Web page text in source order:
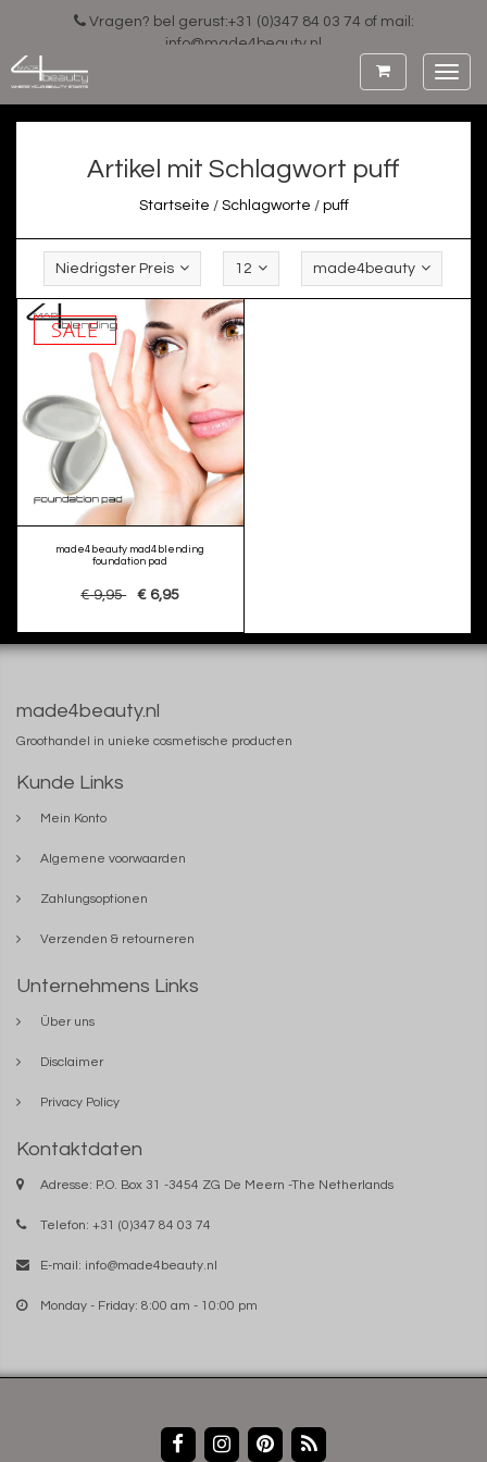
Vragen? bel gerust:+31 (0)347 84 03 74 of mail:
info@made4beauty.nl
Artikel mit Schlagwort puff
Startseite / Schlagworte / puff
Niedrigster Preis 12 made4beauty
SALE
made4beauty mad4blending
foundation pad
€ 9,95 € 6,95
made4beauty.nl
Groothandel in unieke cosmetische producten
Kunde Links
Mein Konto
Algemene voorwaarden
Zahlungsoptionen
Verzenden & retourneren
Unternehmens Links
Über uns
Disclaimer
Privacy Policy
Kontaktdaten
Adresse: P.O. Box 31 -3454 ZG De Meern -The Netherlands
Telefon: +31 (0)347 84 03 74
E-mail: info@made4beauty.nl
Monday - Friday: 8:00 am - 10:00 pm